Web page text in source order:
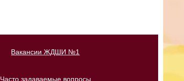
Вакансии ЖДШИ №1
Часто задаваемые вопросы